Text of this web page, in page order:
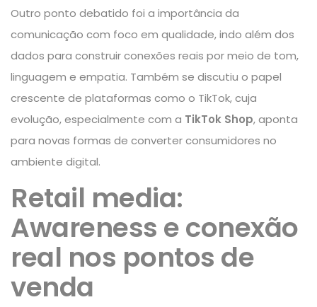
Outro ponto debatido foi a importância da
comunicação com foco em qualidade, indo além dos
dados para construir conexões reais por meio de tom,
linguagem e empatia. Também se discutiu o papel
crescente de plataformas como o TikTok, cuja
evolução, especialmente com a TikTok Shop, aponta
para novas formas de converter consumidores no
ambiente digital.
Retail media:
Awareness e conexão
real nos pontos de
venda